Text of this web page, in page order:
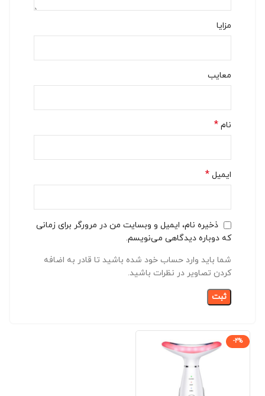
مزایا
معایب
نام *
ایمیل *
ذخیره نام، ایمیل و وبسایت من در مرورگر برای زمانی
که دوباره دیدگاهی می‌نویسم.
شما باید وارد حساب خود شده باشید تا قادر به اضافه
کردن تصاویر در نظرات باشید.
-4%